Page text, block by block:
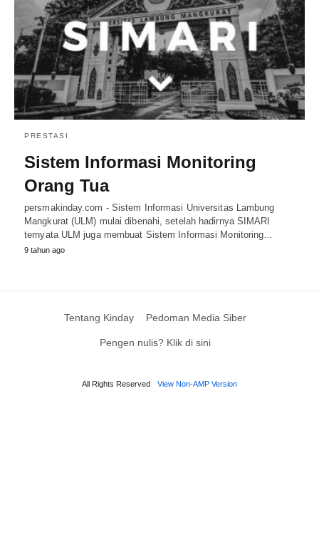
PRESTASI
Sistem Informasi Monitoring
Orang Tua
persmakinday.com - Sistem Informasi Universitas Lambung
Mangkurat (ULM) mulai dibenahi, setelah hadirnya SIMARI
ternyata ULM juga membuat Sistem Informasi Monitoring…
9 tahun ago
Tentang Kinday Pedoman Media Siber
Pengen nulis? Klik di sini
All Rights Reserved View Non-AMP Version